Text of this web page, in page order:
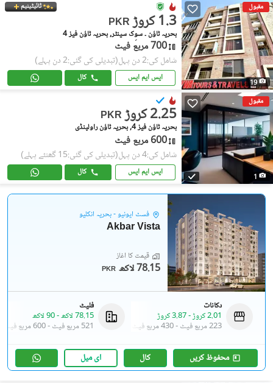
مقبول
19
ٹائیٹینیم
PKR 1.3 کروڑ
بحریہ ٹاؤن ۔ سوِک سینٹر, بحریہ ٹاؤن فیز 4
700 مربع فیٹ
شامل کی:2 دن پہل (تبدیلی کی گئی:2 دن پہلے)
ایس ایم ایس کال
مقبول
1
PKR 2.25 کروڑ
بحریہ ٹاؤن فیز 4, بحریہ ٹاؤن راولپنڈی
600 مربع فیٹ
شامل کی:4 دن پہل (تبدیلی کی گئی:15 گھنٹے پہلے)
ایس ایم ایس کال
فسٹ ایونیو - بحریہ انکلیو
Akbar Vista
قیمت کا آغاز
PKR 78.15 لاکھ
دکانات
2.01 کروڑ
-3.87 کروڑ
223 مربع فیٹ
-430 مربع فیٹ
فلیٹ
78.15 لاکھ
-90 لاکھ
521 مربع فیٹ
-600 مربع فیٹ
محفوظ کریں کال ای میل